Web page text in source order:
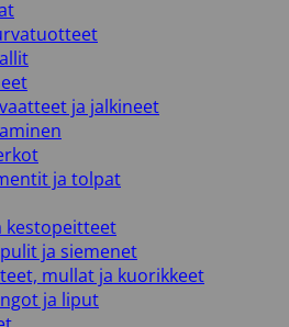
ja jalkineet
ja tolpat
kestopeitteet
ja siemenet
mullat ja kuorikkeet
ja liput